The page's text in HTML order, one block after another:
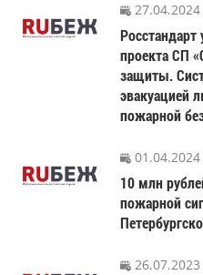
27.04.2024
Росстандарт
проекта СП
защиты.
эвакуацией
пожарной
10 млн
пожарной